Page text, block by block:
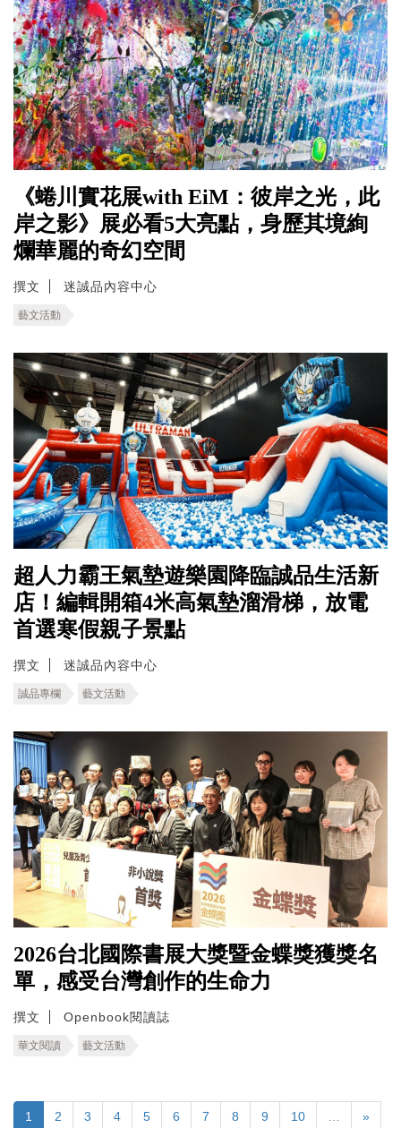
《蜷川實花展with EiM：彼岸之光，此
岸之影》展必看5大亮點，身歷其境絢
爛華麗的奇幻空間
撰文 迷誠品內容中心
藝文活動
超人力霸王氣墊遊樂園降臨誠品生活新
店！編輯開箱4米高氣墊溜滑梯，放電
首選寒假親子景點
撰文 迷誠品內容中心
誠品專欄 藝文活動
2026台北國際書展大獎暨金蝶獎獲獎名
單，感受台灣創作的生命力
撰文 Openbook閱讀誌
華文閱讀 藝文活動
1 2 3 4 5 6 7 8 9 10 »